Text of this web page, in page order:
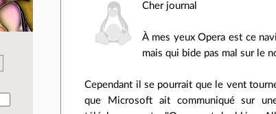
Cher journal
À mes yeux Opera est ce
mais qui bide pas mal sur le
Cependant il se pourrait que le vent
que Microsoft ait communiqué sur